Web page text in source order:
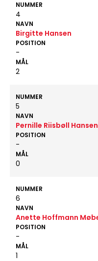
NUMMER
4
NAVN
Birgitte Hansen
POSITION
-
MÅL
2
NUMMER
5
NAVN
Pernille Riisbøll Hansen
POSITION
-
MÅL
0
NUMMER
6
NAVN
Anette Hoffmann
POSITION
-
MÅL
1